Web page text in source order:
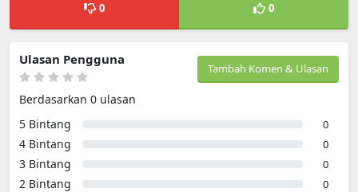
0 0
Tambah Komen & Ulasan
Ulasan Pengguna
Berdasarkan 0 ulasan
5 Bintang
0
4 Bintang 0
3 Bintang 0
2 Bintang 0